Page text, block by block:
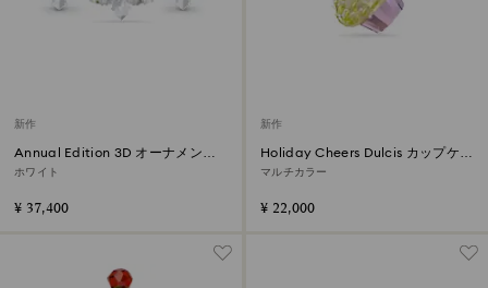
新作
Annual Edition 3D オーナメント
セット 2026
ホワイト
¥ 37,400
新作
Holiday Cheers Dulcis カップケー
キ オーナメント
マルチカラー
¥ 22,000